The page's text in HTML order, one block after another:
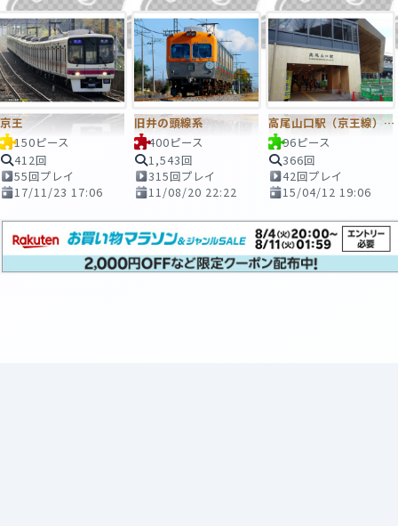
京王
150ピース
412回
55回プレイ
17/11/23 17:06
旧井の頭線系
400ピース
1,543回
315回プレイ
11/08/20 22:22
高尾山口駅（京王線）がリニューアル！
96ピース
366回
42回プレイ
15/04/12 19:06